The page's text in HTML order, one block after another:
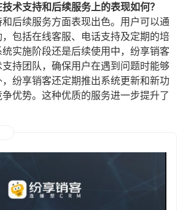
术支持和后续服务上的表现如何？
后续服务方面表现出色。用户可以通
包括在线客服、电话支持及定期的培
实施阶段还是后续使用中，纷享销客
持团队，确保用户在遇到问题时能够
纷享销客还定期推出系统更新和新功
优势。这种优质的服务进一步提升了